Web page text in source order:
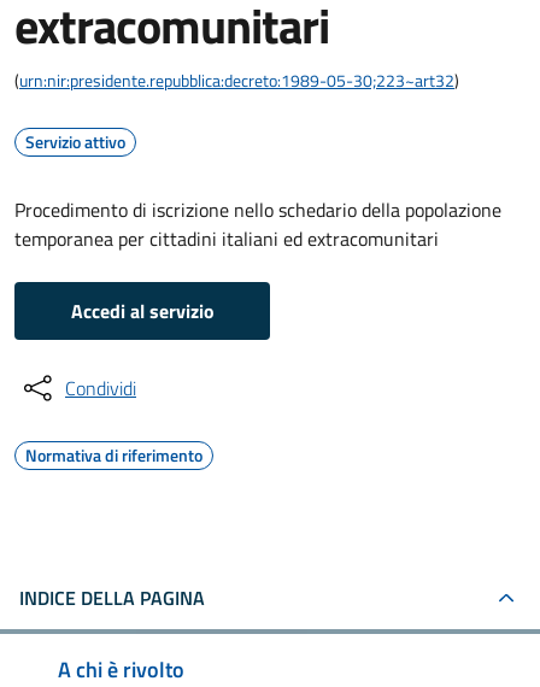
extracomunitari
(urn:nir:presidente.repubblica:decreto:1989-05-30;223~art32)
Servizio attivo
Procedimento di iscrizione nello schedario della popolazione
temporanea per cittadini italiani ed extracomunitari
Accedi al servizio
Condividi
Normativa di riferimento
INDICE DELLA PAGINA
A chi è rivolto